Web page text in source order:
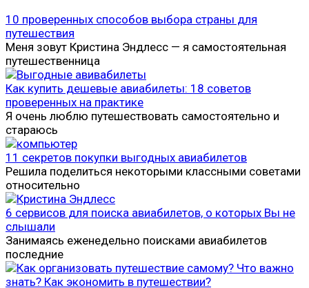
10 проверенных способов выбора страны для
путешествия
Меня зовут Кристина Эндлесс — я самостоятельная
путешественница
Как купить дешевые авиабилеты: 18 советов
проверенных на практике
Я очень люблю путешествовать самостоятельно и
стараюсь
11 секретов покупки выгодных авиабилетов
Решила поделиться некоторыми классными советами
относительно
6 сервисов для поиска авиабилетов, о которых Вы не
слышали
Занимаясь еженедельно поисками авиабилетов
последние